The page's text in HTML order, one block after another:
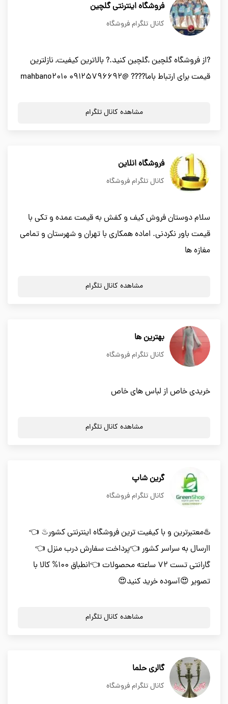
فروشگاه اینترنتی گلچین
کانال تلگرام فروشگاه
?از فروشگاه گلچین ,گلچین کنید.? بالاترین کیفیت, نازلترین
قیمت برای ارتباط باما???? @mahbano2010 09125796692
مشاهده کانال تلگرام
فروشگاه انلاین
کانال تلگرام فروشگاه
سلام دوستان فروش کیف و کفش به قیمت عمده و تکی با
قیمت باور نکردنی. اماده همکاری با تهران و شهرستان و تمامی
مغازه ها
مشاهده کانال تلگرام
بهترین ها
کانال تلگرام فروشگاه
خریدی خاص از لباس های خاص
مشاهده کانال تلگرام
گرین شاپ
کانال تلگرام فروشگاه
♨️معتبرترین و با کیفیت ترین فروشگاه اینترنتی کشور♨ 👈
اارسال به سراسر کشور 👈پرداخت سفارش درب منزل 👈
گارانتی تست 72 ساعته محصولات 👈انطباق 100% کالا با
تصویر 😍آسوده خرید کنید😍
مشاهده کانال تلگرام
گالری حلما
کانال تلگرام فروشگاه